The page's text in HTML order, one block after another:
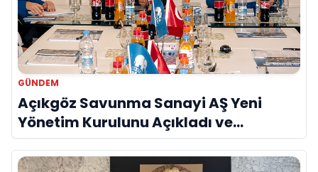
GÜNDEM
Açıkgöz Savunma Sanayi AŞ Yeni
Yönetim Kurulunu Açıkladı ve
Savunma Sanayinde Küresel Vizyon
Vurgusu